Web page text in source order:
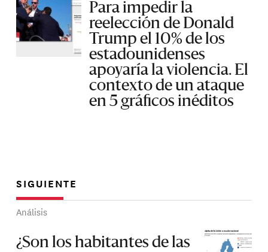
Para impedir la
reelección de Donald
Trump el 10% de los
estadounidenses
apoyaría la violencia. El
contexto de un ataque
en 5 gráficos inéditos
SIGUIENTE
Análisis
¿Son los habitantes de las